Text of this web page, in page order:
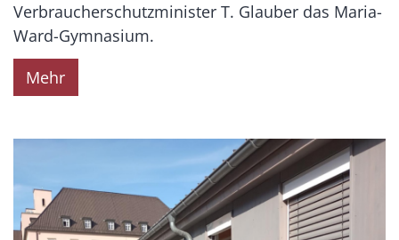
Verbraucherschutzminister T. Glauber das Maria-
Ward-Gymnasium.
Mehr